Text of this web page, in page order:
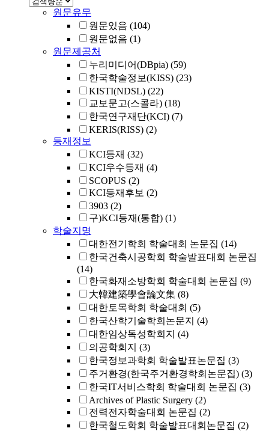
원문유무
원문있음 (104)
원문없음 (1)
원문제공처
누리미디어(DBpia) (59)
한국학술정보(KISS) (23)
KISTI(NDSL) (22)
교보문고(스콜라) (18)
한국연구재단(KCI) (7)
KERIS(RISS) (2)
등재정보
KCI등재 (32)
KCI우수등재 (4)
SCOPUS (2)
KCI등재후보 (2)
3903 (2)
구)KCI등재(통합) (1)
학술지명
대한전기학회 학술대회 논문집 (14)
한국건축시공학회 학술발표대회 논문집
(14)
한국화재소방학회 학술대회 논문집 (9)
大韓建築學會論文集 (8)
대한토목학회 학술대회 (5)
한국산학기술학회논문지 (4)
대한임상독성학회지 (4)
의공학회지 (3)
한국정보과학회 학술발표논문집 (3)
주거환경(한국주거환경학회논문집) (3)
한국IT서비스학회 학술대회 논문집 (3)
Archives of Plastic Surgery (2)
전력전자학술대회 논문집 (2)
한국철도학회 학술발표대회논문집 (2)